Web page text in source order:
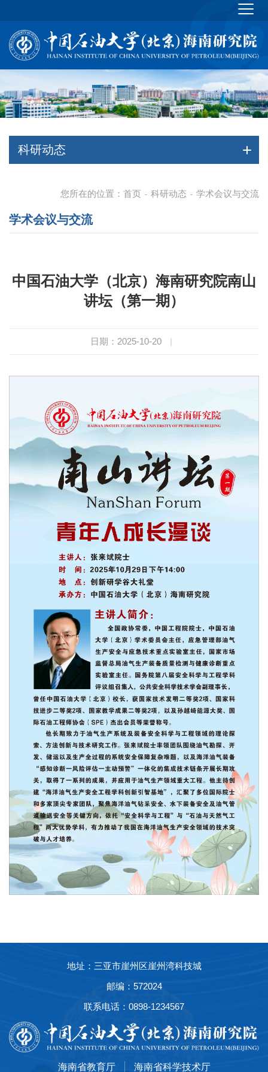
科研动态
您所在的位置： 首页 - 科研动态 - 学术会议与交流
学术会议与交流
中国石油大学（北京）海南研究院南山
讲坛（第一期）
日期：2025-10-20 |
地址：三亚市崖州区崖州湾科技城
邮编：572024
联系电话：0898-1234567
海南省教育厅 海南省科学技术厅